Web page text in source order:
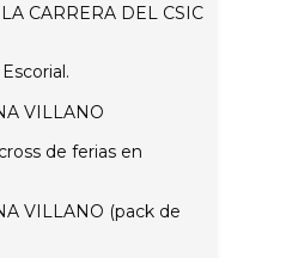
CARRERA DEL CSIC
VILLANO
de ferias en
VILLANO (pack de